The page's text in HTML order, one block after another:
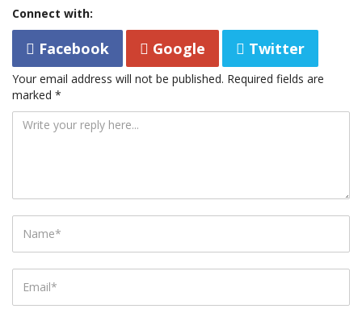
Connect with:
Facebook Google Twitter
Your email address will not be published. Required fields are
marked *